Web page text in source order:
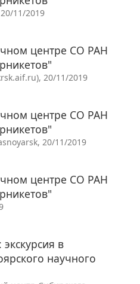
11/2019
центре СО РАН
20/11/2019
центре СО РАН
20/11/2019
центре СО РАН
в
научного